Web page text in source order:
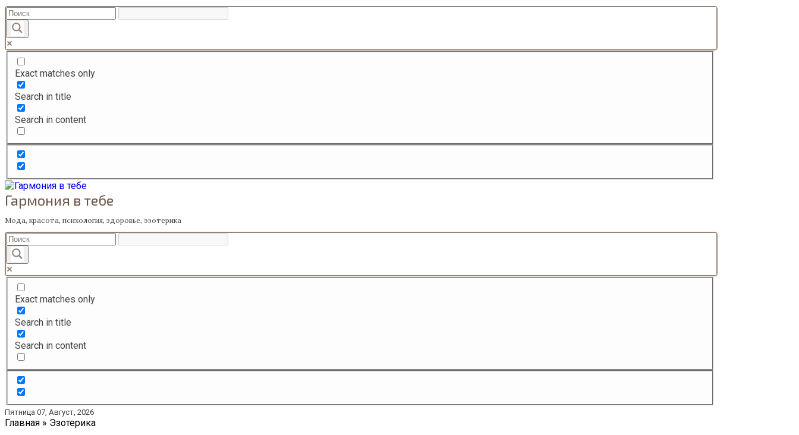
Перейти
к
содержанию
Exact matches only
Search in title
Search in content
Гармония в тебе
Мода, красота, психология, здоровье, эзотерика
Exact matches only
Search in title
Search in content
Пятница 07, Август, 2026
Главная » Эзотерика